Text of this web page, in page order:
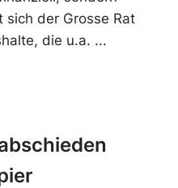
sich der Grosse Rat
die u.a.